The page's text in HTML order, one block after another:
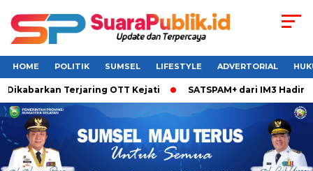
HOME POLITIK SUMSEL LIFESTYLE ADVERTORIAL
Terjaring OTT Kejati SATSPAM+ dari IM3